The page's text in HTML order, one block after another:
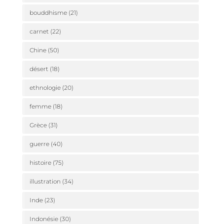
bouddhisme(21)
carnet(22)
Chine(50)
désert(18)
ethnologie(20)
femme(18)
Grèce(31)
guerre(40)
histoire(75)
illustration (34)
Inde(23)
Indonésie(30)